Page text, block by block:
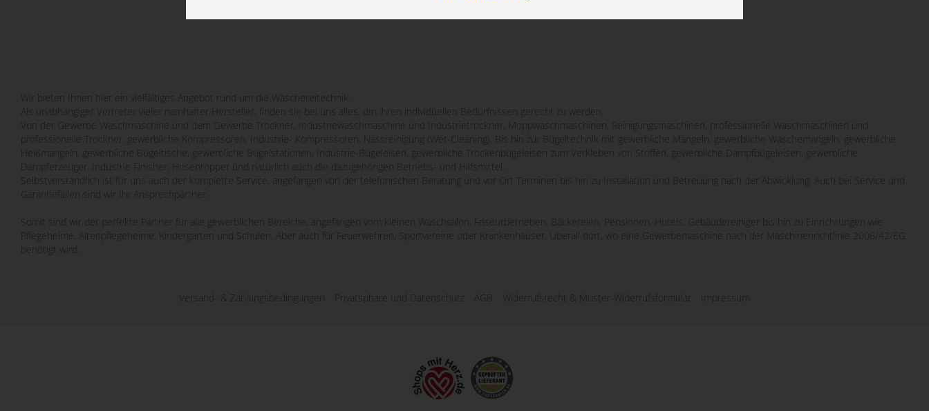
Wir bieten Ihnen hier ein vielfältiges Angebot rund um die Wäschereitechnik.
Als unabhängiger Vertreter vieler namhafter Hersteller, finden sie bei uns alles, um ihren individuellen Bedürfnissen gerecht zu werden.
Von der Gewerbe Waschmaschine und dem Gewerbe Trockner, Industriewaschmaschine und Industrietrockner, Moppwaschmaschinen, Reinigungsmaschinen, professionelle Waschmaschinen und
professionelle Trockner, gewerbliche Kompressoren, Industrie- Kompressoren, Nassreinigung (Wet-Cleaning). Bis hin zur Bügeltechnik mit gewerbliche Mangeln, gewerbliche Wäschemangeln, gewerbliche
Heißmangeln, gewerbliche Bügeltische, gewerbliche Bügelstationen, Industrie-Bügeleisen, gewerbliche Trockenbügeleisen zum Verkleben von Stoffen, gewerbliche Dampfbügeleisen, gewerbliche
Dampferzeuger, Industrie Finisher, Hosentopper und natürlich auch die dazugehörigen Betriebs- und Hilfsmittel.
Selbstverständlich ist für uns auch der komplette Service, angefangen von der telefonischen Beratung und vor Ort Terminen bis hin zu Installation und Betreuung nach der Abwicklung. Auch bei Service und
Garantiefällen sind wir Ihr Ansprechpartner.
Somit sind wir der perfekte Partner für alle gewerblichen Bereiche, angefangen vom kleinen Waschsalon, Friseurbetrieben, Bäckereien, Pensionen, Hotels, Gebäudereiniger bis hin zu Einrichtungen wie
Pflegeheime, Altenpflegeheime, Kindergärten und Schulen. Aber auch für Feuerwehren, Sportvereine oder Krankenhäuser. Überall dort, wo eine Gewerbemaschine nach der Maschinenrichtlinie 2006/42/EG
benötigt wird.
Versand- & Zahlungsbedingungen Privatsphäre und Datenschutz AGB Widerrufsrecht & Muster-Widerrufsformular Impressum